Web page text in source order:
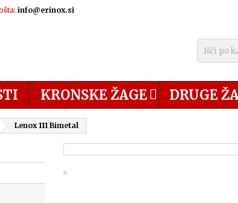
info@erinox.si
KRONSKE ŽAGE DRUGE
Lenox 111 Bimetal